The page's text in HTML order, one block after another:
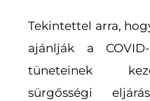
Tekintettel arra,
ajánlják a
tüneteinek
sürgősségi